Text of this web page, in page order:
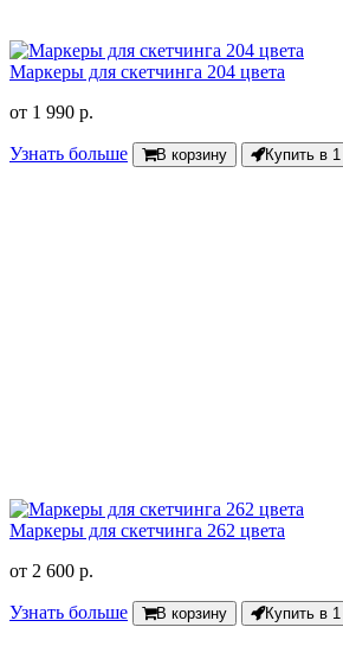
Маркеры для скетчинга 204 цвета
от 1 990 р.
Узнать больше В корзину Купить в
Маркеры для скетчинга 262 цвета
от 2 600 р.
Узнать больше В корзину Купить в